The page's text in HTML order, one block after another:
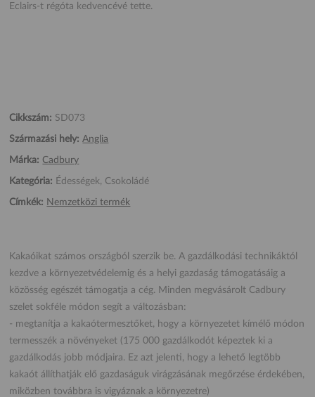
Eclairs-t régóta kedvencévé tette.
Cikkszám: SD073
Származási hely: Anglia
Márka: Cadbury
Kategória: Édességek, Csokoládé
Címkék: Nemzetközi termék
Kakaóikat számos országból szerzik be. A gazdálkodási technikáktól
kezdve a környezetvédelemig és a helyi gazdaság támogatásáig a
közösség egészét támogatja a cég. Minden megvásárolt Cadbury
szelet sokféle módon segít a változásban:
- megtanítja a kakaótermesztőket, hogy a környezetet kímélő módon
termesszék a növényeket (175 000 gazdálkodót képeztek ki a
gazdálkodás jobb módjaira. Ez azt jelenti, hogy a lehető legtöbb
kakaót állíthatják elő gazdaságuk virágzásának megőrzése érdekében,
miközben továbbra is vigyáznak a környezetre)